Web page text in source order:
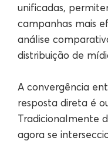
unificadas,
campanhas mais
análise
distribuição de
A convergência
resposta direta é
Tradicionalmente
agora se